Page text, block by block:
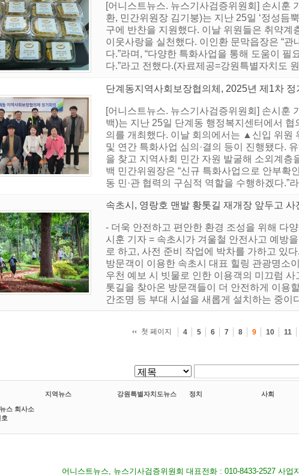
[어니스트뉴스. 뉴스기사검증위원회] 손시훈
환, 민간위원장 김기붕)는 지난 25일 ‘정성듬
구에 반찬을 지원했다. 이날 위원들은 취약
이웃사랑을 실천했다. 이인환 문막읍장은 “
다.”라며, “다양한 특화사업을 통해 도움이
다.”라고 전했다.(자료제공=강원특별자치도
단계동지역사회보장협의체, 2025년 제1차 정
[어니스트뉴스. 뉴스기사검증위원회] 손시훈
백)는 지난 25일 단계동 행정복지센터에서
의를 개최했다. 이날 회의에서는 ▲신입 위
및 연간 특화사업 심의·결의 등이 진행됐다.
을 찾고 지역사회 민간 자원 발굴해 소외계층
백 민간위원장은 “신규 특화사업으로 안부확
동 민·관 협력의 구심적 역할을 수행하겠다.”
속초시, 영랑호 맨발 황톳길 재개장 앞두고 사
- 더욱 안전하고 편안한 환경 조성을 위해 다
시훈 기자 = 속초시가 겨울철 안전사고 예방
로 하고, 사전 준비 작업에 박차를 가하고 있
방문객이 이용한 속초시 대표 힐링 관광명소
우천 예보 시 빗물로 인한 이용객의 미끄럼
톳길을 찾아온 방문객들이 더 안전하게 이용
간조명 등 부대 시설을 새롭게 설치하는 중이
첫 페이지
4 5 6 7 8 9 10 11
지역뉴스 강원특별자치도뉴스 정치 사회
스 회사소
어니스트뉴스, 뉴스기사검증위원회 대표전화 : 010-8433-2527 사업